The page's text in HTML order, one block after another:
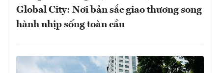
Global City: Nơi bản sắc giao thương song
hành nhịp sống toàn cầu